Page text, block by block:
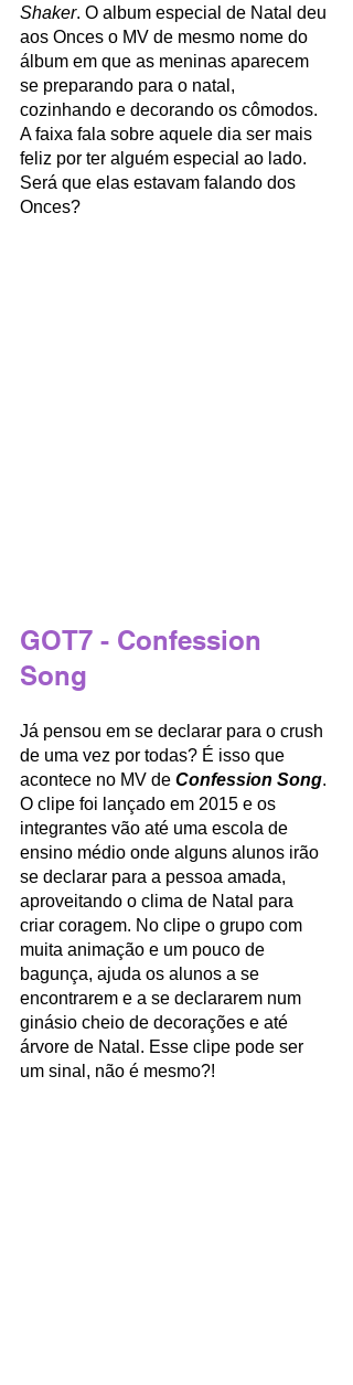
Shaker. O album especial de Natal deu
aos Onces o MV de mesmo nome do
álbum em que as meninas aparecem
se preparando para o natal,
cozinhando e decorando os cômodos.
A faixa fala sobre aquele dia ser mais
feliz por ter alguém especial ao lado.
Será que elas estavam falando dos
Onces?
GOT7 - Confession
Song
Já pensou em se declarar para o crush
de uma vez por todas? É isso que
acontece no MV de Confession Song.
O clipe foi lançado em 2015 e os
integrantes vão até uma escola de
ensino médio onde alguns alunos irão
se declarar para a pessoa amada,
aproveitando o clima de Natal para
criar coragem. No clipe o grupo com
muita animação e um pouco de
bagunça, ajuda os alunos a se
encontrarem e a se declararem num
ginásio cheio de decorações e até
árvore de Natal. Esse clipe pode ser
um sinal, não é mesmo?!